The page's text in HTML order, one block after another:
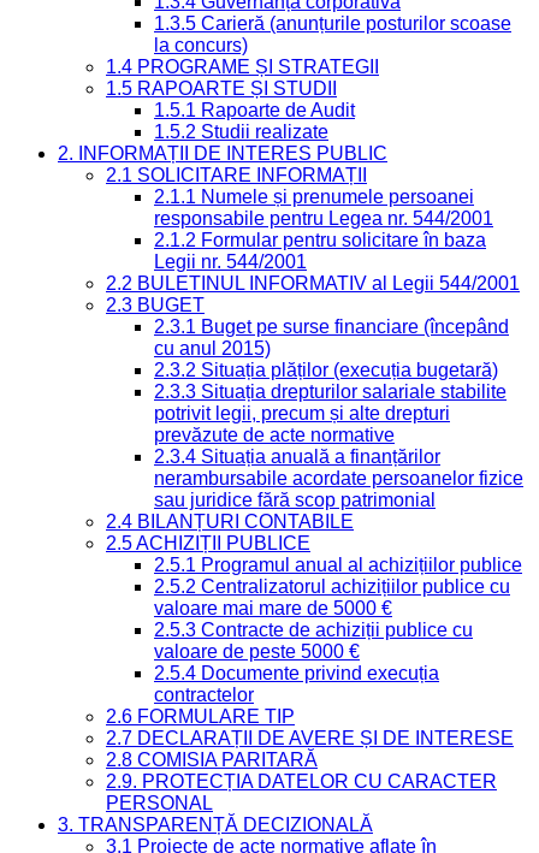
1.3.5 Carieră (anunțurile posturilor scoase
la concurs)
1.4 PROGRAME ȘI STRATEGII
1.5 RAPOARTE ȘI STUDII
1.5.1 Rapoarte de Audit
1.5.2 Studii realizate
2. INFORMAȚII DE INTERES PUBLIC
2.1 SOLICITARE INFORMAȚII
2.1.1 Numele și prenumele persoanei
responsabile pentru Legea nr. 544/2001
2.1.2 Formular pentru solicitare în baza
Legii nr. 544/2001
2.2 BULETINUL INFORMATIV al Legii 544/2001
2.3 BUGET
2.3.1 Buget pe surse financiare (începând
cu anul 2015)
2.3.2 Situația plăților (execuția bugetară)
2.3.3 Situația drepturilor salariale stabilite
potrivit legii, precum și alte drepturi
prevăzute de acte normative
2.3.4 Situația anuală a finanțărilor
nerambursabile acordate persoanelor fizice
sau juridice fără scop patrimonial
2.4 BILANȚURI CONTABILE
2.5 ACHIZIȚII PUBLICE
2.5.1 Programul anual al achizițiilor publice
2.5.2 Centralizatorul achizițiilor publice cu
valoare mai mare de 5000 €
2.5.3 Contracte de achiziții publice cu
valoare de peste 5000 €
2.5.4 Documente privind execuția
contractelor
2.6 FORMULARE TIP
2.7 DECLARAȚII DE AVERE ȘI DE INTERESE
2.8 COMISIA PARITARĂ
2.9. PROTECȚIA DATELOR CU CARACTER
PERSONAL
3. TRANSPARENȚĂ DECIZIONALĂ
3.1 Proiecte de acte normative aflate în